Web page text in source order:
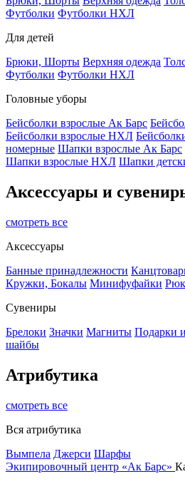
Футболки Футболки НХЛ
Для детей
Брюки, Шорты Верхняя одежда
Футболки Футболки НХЛ
Головные уборы
Бейсболки взрослые Ак Барс
Бейсболки взрослые НХЛ
номерные Шапки взрослые Ак Барс
Шапки взрослые НХЛ Шапки
Аксессуары и
смотреть все
Аксессуары
Банные принадлежности
Кружки, Бокалы Минифуфайки
Сувениры
Брелоки Значки Магниты Подарки
шайбы
Атрибутика
смотреть все
Вся атрибутика
Вымпела Джерси Шарфы
Экипировочный центр «Ак Барс»